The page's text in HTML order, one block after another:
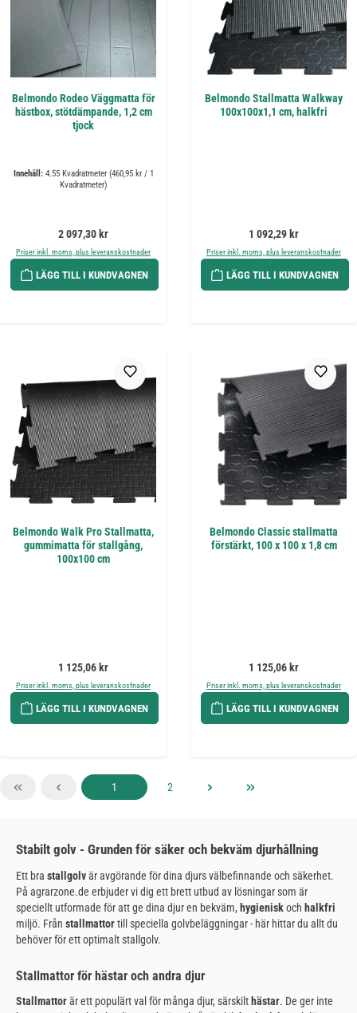
Belmondo Rodeo Väggmatta för
hästbox, stötdämpande, 1,2 cm
tjock
Innehåll: 4.55 Kvadratmeter (460,95 kr / 1
Kvadratmeter)
Ordinarie pris:
2 097,30 kr
Priser inkl. moms, plus leveranskostnader
LÄGG TILL I KUNDVAGNEN
Belmondo Stallmatta Walkway
100x100x1,1 cm, halkfri
Ordinarie pris:
1 092,29 kr
Priser inkl. moms, plus leveranskostnader
LÄGG TILL I KUNDVAGNEN
Belmondo Walk Pro Stallmatta,
gummimatta för stallgång,
100x100 cm
Ordinarie pris:
1 125,06 kr
Priser inkl. moms, plus leveranskostnader
LÄGG TILL I KUNDVAGNEN
Belmondo Classic stallmatta
förstärkt, 100 x 100 x 1,8 cm
Ordinarie pris:
1 125,06 kr
Priser inkl. moms, plus leveranskostnader
LÄGG TILL I KUNDVAGNEN
Sida
1 Sida
2
Stabilt golv - Grunden för säker och bekväm djurhållning
Ett bra stallgolvär avgörande för dina djurs välbefinnande och säkerhet.
På agrarzone.de erbjuder vi dig ett brett utbud av lösningar som är
speciellt utformade för att ge dina djur en bekväm, hygieniskoch halkfri
miljö. Från stallmattortill speciella golvbeläggningar - här hittar du allt du
behöver för ett optimalt stallgolv.
Stallmattor för hästar och andra djur
Stallmattorär ett populärt val för många djur, särskilt hästar. De ger inte